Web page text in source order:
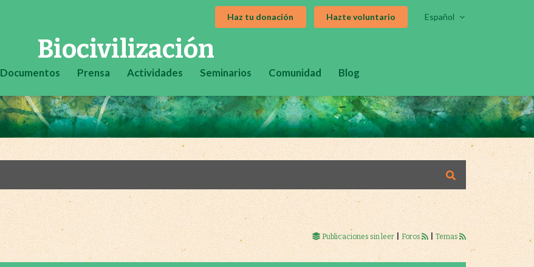
Haz tu donación Hazte voluntario Español
Biocivilización
Documentos Prensa Actividades Seminarios Comunidad Blog
Publicaciones sin leer Foros |Temas